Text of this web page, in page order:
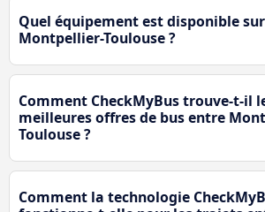
Quel équipement est disponible
Montpellier-Toulouse ?
Comment CheckMyBus trouve-t-il
meilleures offres de bus entre
Toulouse ?
Comment la technologie